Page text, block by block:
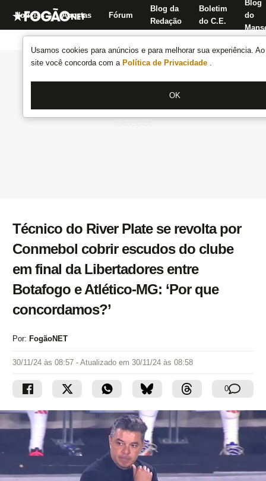
Usamos cookies para anúncios e para melhorar sua experiência.
site você concorda com a Política de Privacidade .
OK
Notícias Apostas Fórum
Blog da
Redação
Boletim
do C.E.
Blog
do
Técnico do River Plate se revolta por
Conmebol cobrir escudos do clube
em final da Libertadores entre
Botafogo e Atlético-MG: ‘Por que
concordamos?’
Por: FogãoNET
30/11/24 às 08:57 - Atualizado em 30/11/24 às 08:58
0